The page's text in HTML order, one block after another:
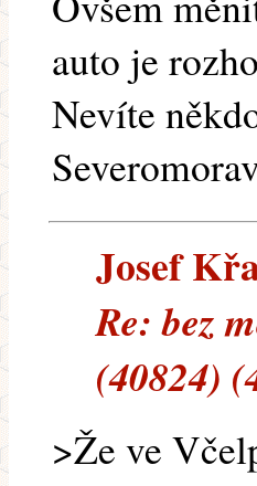
auto je
Nevíte
Josef
Re: bez
(40824)
>Že ve